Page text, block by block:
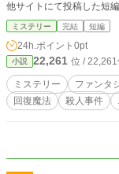
他サイトにて投稿した短編
ミステリー 完結 短編
24h.ポイント 0pt
小説 22,261 位 /
ミステリー ファンタ
回復魔法
殺人事件